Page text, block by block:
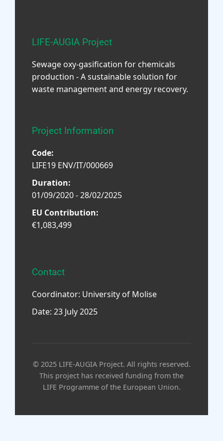
LIFE-AUGIA Project
Sewage oxy-gasification for chemicals
production - A sustainable solution for
waste management and energy recovery.
Project Information
Code:
LIFE19 ENV/IT/000669
Duration:
01/09/2020 - 28/02/2025
EU Contribution:
€1,083,499
Contact
Coordinator: University of Molise
Date: 23 July 2025
© 2025 LIFE-AUGIA Project. All rights reserved.
This project has received funding from the
LIFE Programme of the European Union.